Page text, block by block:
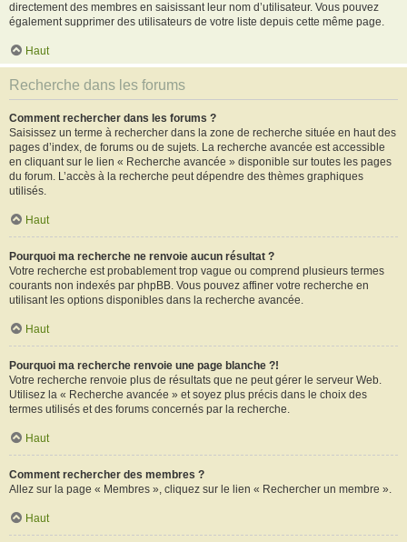
directement des membres en saisissant leur nom d’utilisateur. Vous pouvez
également supprimer des utilisateurs de votre liste depuis cette même page.
Haut
Recherche dans les forums
Comment rechercher dans les forums ?
Saisissez un terme à rechercher dans la zone de recherche située en haut des
pages d’index, de forums ou de sujets. La recherche avancée est accessible
en cliquant sur le lien « Recherche avancée » disponible sur toutes les pages
du forum. L’accès à la recherche peut dépendre des thèmes graphiques
utilisés.
Haut
Pourquoi ma recherche ne renvoie aucun résultat ?
Votre recherche est probablement trop vague ou comprend plusieurs termes
courants non indexés par phpBB. Vous pouvez affiner votre recherche en
utilisant les options disponibles dans la recherche avancée.
Haut
Pourquoi ma recherche renvoie une page blanche ?!
Votre recherche renvoie plus de résultats que ne peut gérer le serveur Web.
Utilisez la « Recherche avancée » et soyez plus précis dans le choix des
termes utilisés et des forums concernés par la recherche.
Haut
Comment rechercher des membres ?
Allez sur la page « Membres », cliquez sur le lien « Rechercher un membre ».
Haut